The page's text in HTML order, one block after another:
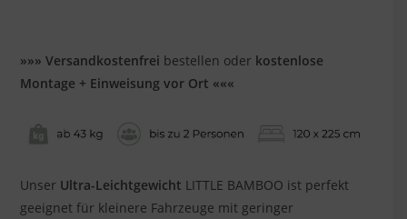
»»» Versandkostenfrei bestellen oder kostenlose
Montage + Einweisung vor Ort «««
Unser Ultra-Leichtgewicht LITTLE BAMBOO ist perfekt
geeignet für kleinere Fahrzeuge mit geringer